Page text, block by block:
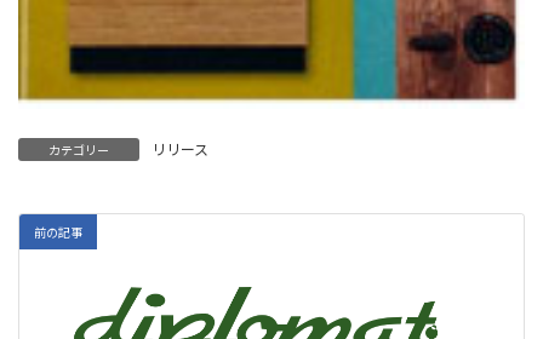
カテゴリー リリース
前の記事